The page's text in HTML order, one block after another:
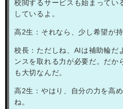
校閲するサービスも始まってい
しているよ。
高2生：それなら、少し希望が持
校長：ただしね、 AIは補助輪だ
ンスを取れる力が必要だ。だか
も大切なんだ。
高2生：やはり、自分の力を高
ね。